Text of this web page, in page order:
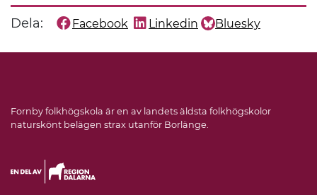
Dela: Dela denna sida på
Facebook
Dela denna sida på
Linkedin
Dela denna sida på
Bluesky
Fornby folkhögskola är en av landets äldsta folkhögskolor
naturskönt belägen strax utanför Borlänge.